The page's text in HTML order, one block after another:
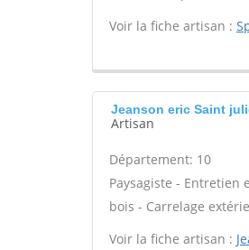
Voir la fiche artisan :
Jeanson eric Saint
Artisan
Département: 10
Paysagiste - Entretien
bois - Carrelage
Voir la fiche artisan :